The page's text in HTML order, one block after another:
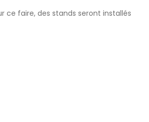
ce faire, des stands seront installés